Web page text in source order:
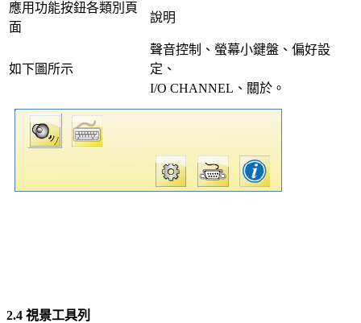
應用功能按鈕各類別頁
面
說明
如下圖所示
聲音控制、螢幕小鍵盤、偏好設
定、
I/O CHANNEL、關於。
2.4 視景工具列